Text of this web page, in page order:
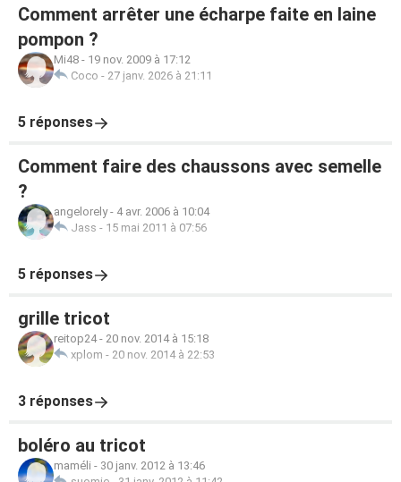
Comment arrêter une écharpe faite en laine
pompon ?
Mi48 - 19 nov. 2009 à 17:12
Coco - 27 janv. 2026 à 21:11
5 réponses
Comment faire des chaussons avec semelle
?
angelorely- 4 avr. 2006 à 10:04
Jass - 15 mai 2011 à 07:56
5 réponses
grille tricot
reitop24- 20 nov. 2014 à 15:18
xplom - 20 nov. 2014 à 22:53
3 réponses
boléro au tricot
maméli - 30 janv. 2012 à 13:46